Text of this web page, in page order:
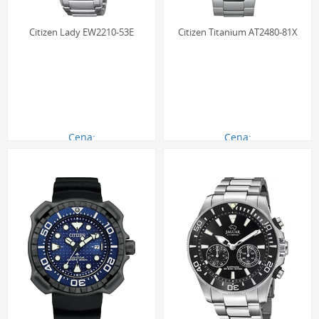
mogłaby doprowadzić do jego uszkodzenia. Wyjątkiem są
zegarki z kalendarzem rocznym lub wiecznym.
użycie znacznie większych cyfr niż w tradycyjnym datowniku,
co radykalnie poprawia czytelność wskazania.
Jaka jest różnica między datownikiem a
wiecznym kalendarzem?
Podstawowy datownik to prosta komplikacja, która wymaga
manualnej korekty w krótszych miesiącach. Wieczny
kalendarz (perpetual calendar) to jedna z najbardziej
Citizen Lady EW2210-53E
Cena:
Citizen Titanium AT2480-81X
Cena: